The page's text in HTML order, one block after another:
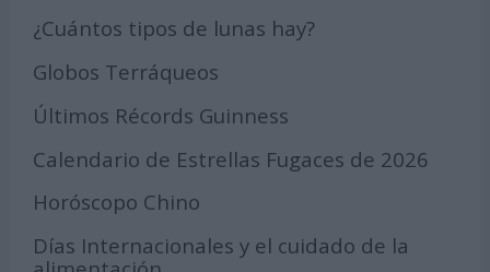
¿Cuántos tipos de lunas hay?
Globos Terráqueos
Últimos Récords Guinness
Calendario de Estrellas Fugaces de 2026
Horóscopo Chino
Días Internacionales y el cuidado de la